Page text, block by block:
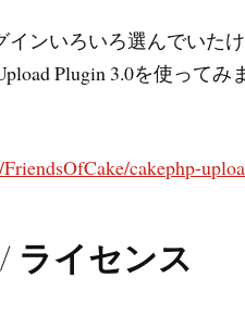
インいろいろ選んでいた
Plugin 3.0を使ってみ
cakephp-
ライセンス